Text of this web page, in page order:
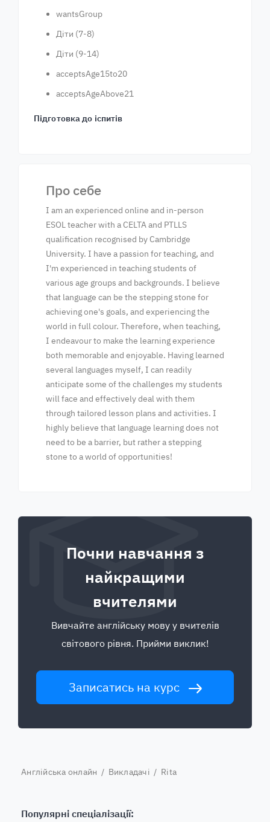
wantsGroup
Діти (7-8)
Діти (9-14)
acceptsAge15to20
acceptsAgeAbove21
Підготовка до іспитів
Про себе
I am an experienced online and in-person
ESOL teacher with a CELTA and PTLLS
qualification recognised by Cambridge
University. I have a passion for teaching, and
I'm experienced in teaching students of
various age groups and backgrounds. I believe
that language can be the stepping stone for
achieving one's goals, and experiencing the
world in full colour. Therefore, when teaching,
I endeavour to make the learning experience
both memorable and enjoyable. Having learned
several languages myself, I can readily
anticipate some of the challenges my students
will face and effectively deal with them
through tailored lesson plans and activities. I
highly believe that language learning does not
need to be a barrier, but rather a stepping
stone to a world of opportunities!
Почни навчання з
найкращими
вчителями
Вивчайте англійську мову у вчителів
світового рівня. Прийми виклик!
Записатись на курс
Англійська онлайн / Викладачі / Rita
Популярні спеціалізації: